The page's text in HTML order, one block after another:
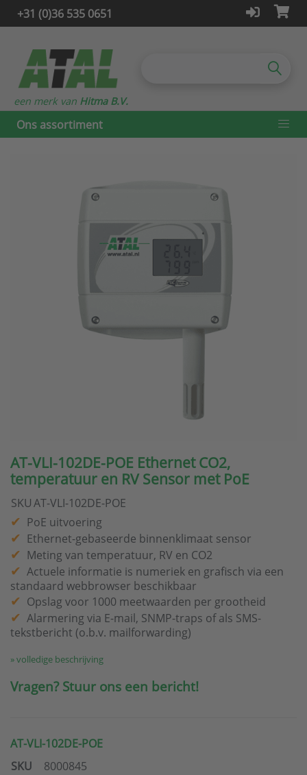
+31 (0)36 535 0651
Ons assortiment
een merk van Hitma B.V.
AT-VLI-102DE-POE Ethernet CO2,
temperatuur en RV Sensor met PoE
SKUAT-VLI-102DE-POE
PoE uitvoering
Ethernet-gebaseerde binnenklimaat sensor
Meting van temperatuur, RV en CO2
Actuele informatie is numeriek en grafisch via een
standaard webbrowser beschikbaar
Opslag voor 1000 meetwaarden per grootheid
Alarmering via E-mail, SNMP-traps of als SMS-
tekstbericht (o.b.v. mailforwarding)
» volledige beschrijving
Vragen? Stuur ons een bericht!
AT-VLI-102DE-POE
SKU
8000845